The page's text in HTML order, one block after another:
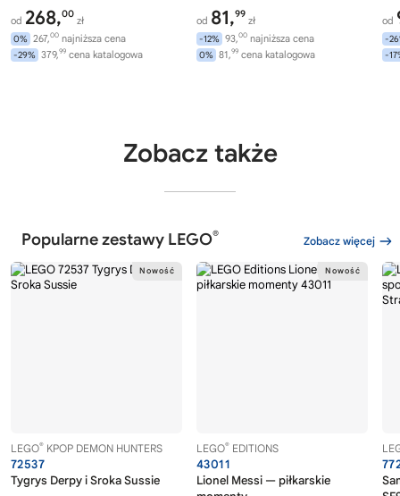
od 268,00
zł
0% 267,00 najniższa cena
-29% 379,99 cena katalogowa
od 81,99
zł
-12% 93,00 najniższa cena
0% 81,99 cena katalogowa
od
-
-
Zobacz także
Popularne zestawy LEGO® Zobacz więcej
LEGO® KPOP DEMON HUNTERS
72537
Tygrys Derpy i Sroka Sussie
LEGO® EDITIONS
43011
Lionel Messi — piłkarskie